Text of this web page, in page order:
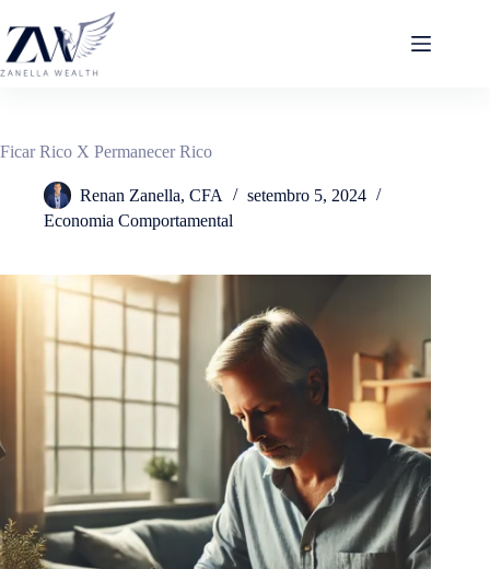
para
conteúdo
Ficar Rico X Permanecer Rico
Renan Zanella, CFA
setembro 5, 2024
Economia Comportamental